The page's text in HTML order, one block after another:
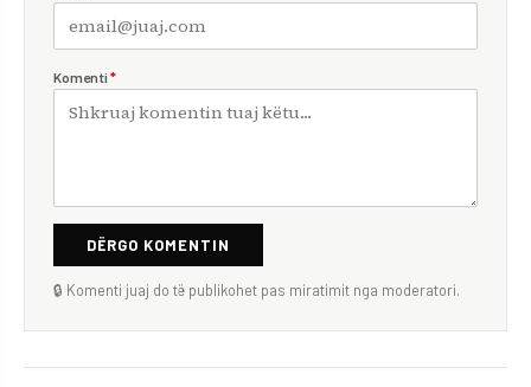
Komenti *
DËRGO KOMENTIN
🔒 Komenti juaj do të publikohet pas miratimit nga moderatori.